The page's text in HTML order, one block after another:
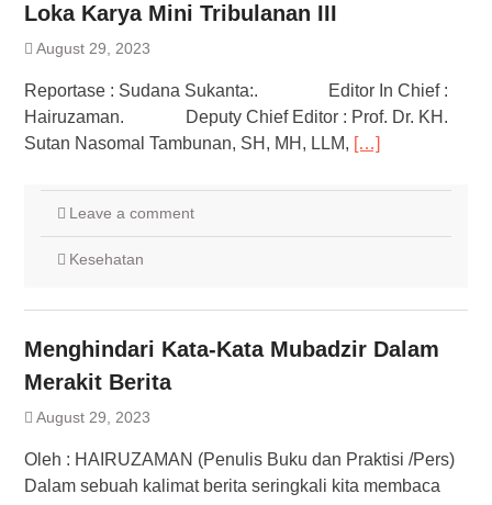
Loka Karya Mini Tribulanan III
August 29, 2023
Reportase : Sudana Sukanta:. Editor In Chief :
Hairuzaman. Deputy Chief Editor : Prof. Dr. KH.
Sutan Nasomal Tambunan, SH, MH, LLM, […]
Leave a comment
Kesehatan
Menghindari Kata-Kata Mubadzir Dalam
Merakit Berita
August 29, 2023
Oleh : HAIRUZAMAN (Penulis Buku dan Praktisi /Pers)
Dalam sebuah kalimat berita seringkali kita membaca